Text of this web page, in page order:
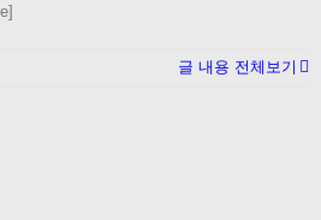
글 내용 전체보기